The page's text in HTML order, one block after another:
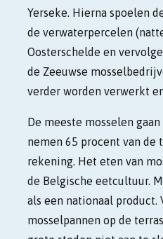
Yerseke. Hierna spoelen
de verwaterpercelen
Oosterschelde en
de Zeeuwse
verder worden verwerkt
De meeste mosselen
nemen 65 procent van de
rekening. Het eten van
de Belgische eetcultuur.
als een nationaal product.
mosselpannen op de